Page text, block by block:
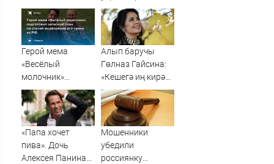
Водолеям –
настойчивость:
гороскоп на
воскресенье, 9
августа
россиянка
Герой мема
«Весёлый
молочник»
подготовил
запасной план на
случай
выдворения его
семьи из РФ
Алып баручы
Гөлназ Гайсина:
«Кешегә иң кирәк
әйбер - җылы сүз»
«Папа хочет
пива». Дочь
Алексея Панина*
Мошенники
убедили
россиянку